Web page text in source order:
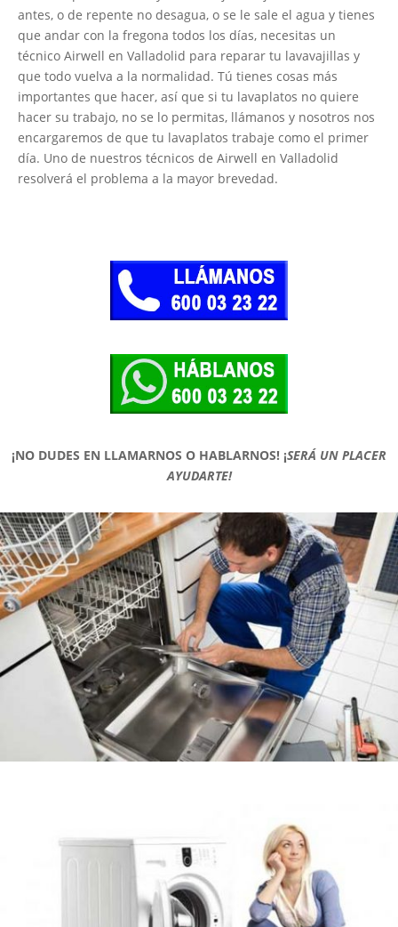
antes, o de repente no desagua, o se le sale el agua y tienes
que andar con la fregona todos los días, necesitas un
técnico Airwell en Valladolid para reparar tu lavavajillas y
que todo vuelva a la normalidad. Tú tienes cosas más
importantes que hacer, así que si tu lavaplatos no quiere
hacer su trabajo, no se lo permitas, llámanos y nosotros nos
encargaremos de que tu lavaplatos trabaje como el primer
día. Uno de nuestros técnicos de Airwell en Valladolid
resolverá el problema a la mayor brevedad.
¡NO DUDES EN LLAMARNOS O HABLARNOS! ¡SERÁ UN PLACER
AYUDARTE!